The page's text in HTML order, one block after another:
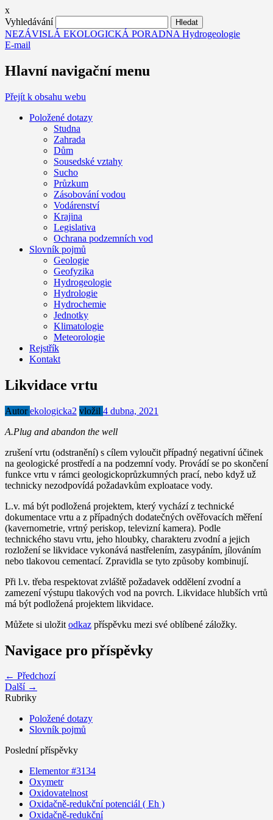
x
Vyhledávání
NEZÁVISLÁ EKOLOGICKÁ PORADNA Hydrogeologie
E-mail
Hlavní navigační menu
Přejít k obsahu webu
Položené dotazy
Studna
Zahrada
Dům
Sousedské vztahy
Sucho
Průzkum
Zásobování vodou
Vodárenství
Krajina
Legislativa
Ochrana podzemních vod
Slovník pojmů
Geologie
Geofyzika
Hydrogeologie
Hydrologie
Hydrochemie
Jednotky
Klimatologie
Meteorologie
Rejstřík
Kontakt
Likvidace vrtu
Autorekologicka2 vložil 4 dubna, 2021
A.Plug and abandon the well
zrušení vrtu (odstranění) s cílem vyloučit případný negativní účinek
na geologické prostředí a na podzemní vody. Provádí se po skončení
funkce vrtu v rámci geologickoprůzkumných prací, nebo když už
technicky nezodpovídá požadavkům exploatace vody.
L.v. má být podložená projektem, který vychází z technické
dokumentace vrtu a z případných dodatečných ověřovacích měření
(kavernometrie, vrtný periskop, televizní kamera). Podle
technického stavu vrtu, jeho hloubky, charakteru zvodní a jejich
rozložení se likvidace vykonává nastřelením, zasypáním, jílováním
nebo tlakovou cementací. Zpravidla se tyto způsoby kombinují.
Při l.v. třeba respektovat zvláště požadavek oddělení zvodní a
zamezení výstupu tlakových vod na povrch. Likvidace hlubších vrtů
má být podložená projektem likvidace.
Můžete si uložit odkaz příspěvku mezi své oblíbené záložky.
Navigace pro příspěvky
← Předchozí
Další →
Rubriky
Položené dotazy
Slovník pojmů
Poslední příspěvky
Elementor #3134
Oxymetr
Oxidovatelnost
Oxidačně-redukční potenciál ( Eh )
Oxidačně-redukční